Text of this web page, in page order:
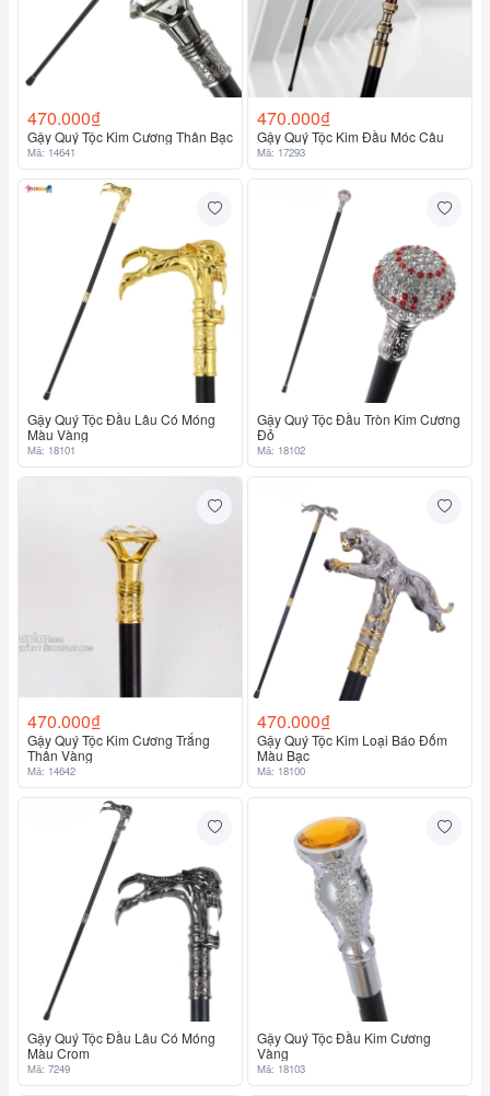
470.000₫
Gậy Quý Tộc Kim Cương Thân Bạc
Mã: 14641
470.000₫
Gậy Quý Tộc Kim Đầu Móc Câu
Mã: 17293
Gậy Quý Tộc Đầu Lâu Có Móng
Màu Vàng
Mã: 18101
Gậy Quý Tộc Đầu Tròn Kim Cương
Đỏ
Mã: 18102
470.000₫
Gậy Quý Tộc Kim Cương Trắng
Thân Vàng
Mã: 14642
470.000₫
Gậy Quý Tộc Kim Loại Báo Đốm
Màu Bạc
Mã: 18100
Gậy Quý Tộc Đầu Lâu Có Móng
Màu Crom
Mã: 7249
Gậy Quý Tộc Đầu Kim Cương
Vàng
Mã: 18103